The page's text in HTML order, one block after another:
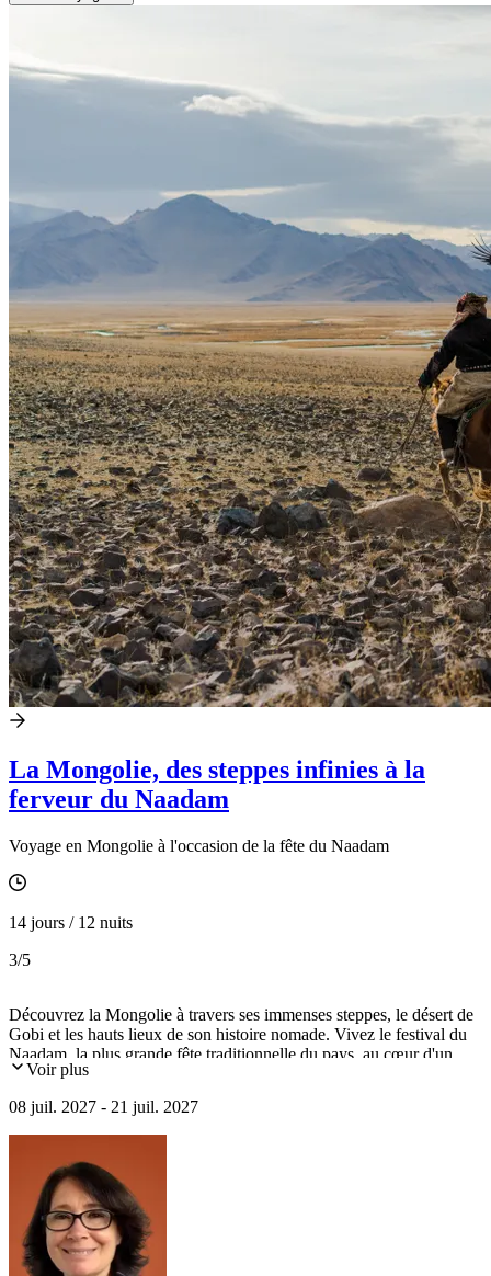
La Mongolie, des steppes infinies à la
ferveur du Naadam
Voyage en Mongolie à l'occasion de la fête du Naadam
14 jours / 12 nuits
3/5
Découvrez la Mongolie à travers ses immenses steppes, le désert de
Gobi et les hauts lieux de son histoire nomade. Vivez le festival du
Naadam, la plus grande fête traditionnelle du pays, au cœur d'un
itinéraire mêlant nature, culture et rencontres.
Voir plus
08 juil. 2027 - 21 juil. 2027